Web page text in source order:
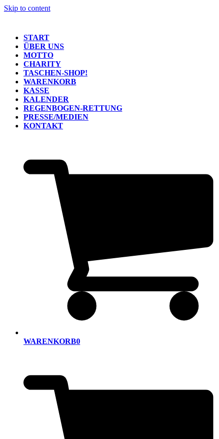
Skip to content
START
ÜBER UNS
MOTTO
CHARITY
TASCHEN-SHOP!
WARENKORB
KASSE
KALENDER
REGENBOGEN-RETTUNG
PRESSE/MEDIEN
KONTAKT
WARENKORB0